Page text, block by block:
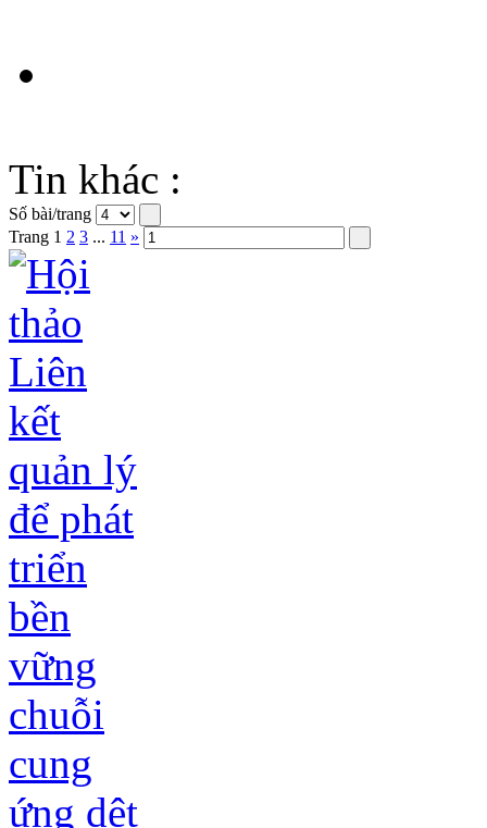
Tin khác :
Số bài/trang
Trang 1 2 3 ... 11 »